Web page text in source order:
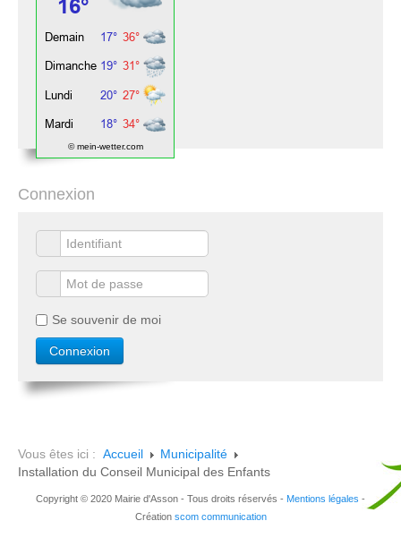
© mein-wetter.com
Connexion
Se souvenir de moi
Vous êtes ici : Accueil
Municipalité
Installation du Conseil Municipal des Enfants
Copyright © 2020 Mairie d'Asson - Tous droits réservés - Mentions légales -
Création scom communication